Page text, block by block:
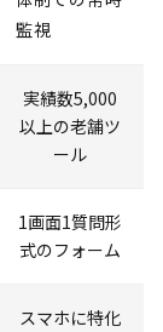
監視
実績数5,000
以上の老舗ツ
ール
1画面1質問形
式のフォーム
スマホに特化